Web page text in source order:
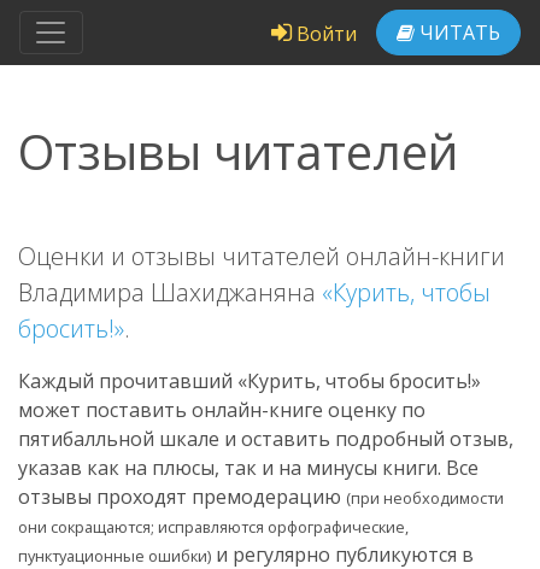
Войти ЧИТАТЬ
Отзывы читателей
Оценки и отзывы читателей онлайн-книги
Владимира Шахиджаняна «Курить, чтобы
бросить!».
Каждый прочитавший «Курить, чтобы бросить!»
может поставить онлайн-книге оценку по
пятибалльной шкале и оставить подробный отзыв,
указав как на плюсы, так и на минусы книги. Все
отзывы проходят премодерацию (при необходимости
они сокращаются; исправляются орфографические,
пунктуационные ошибки) и регулярно публикуются в